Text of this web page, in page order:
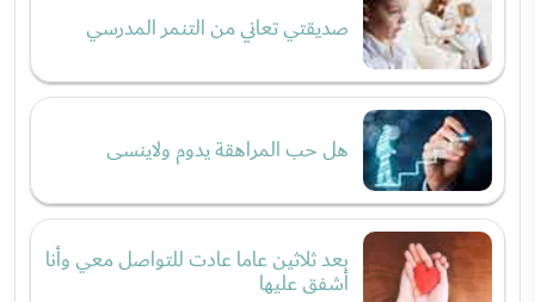
صديقتي تعاني من التنمر المدرسي
هل حب المراهقة يدوم ولاينسى
بعد ثلاثين عاما عادت للتواصل معي وأنا
أشفق عليها